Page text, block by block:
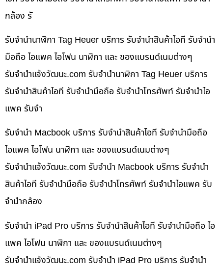
กล้อง รั
รับจำนำนาฬิกา Tag Heuer บริการ รับจำนำสินค้าไอที รับจำนำ
มือถือ ไอแพค ไอโฟน นาฬิกา และ ของแบรนด์เนมต่างๆ
รับจํานําแจ้งวัฒนะ.com รับจำนำนาฬิกา Tag Heuer บริการ
รับจำนำสินค้าไอที รับจำนำมือถือ รับจำนำโทรศัพท์ รับจำนำไอ
แพค รับจำ
รับจำนำ Macbook บริการ รับจำนำสินค้าไอที รับจำนำมือถือ
ไอแพค ไอโฟน นาฬิกา และ ของแบรนด์เนมต่างๆ
รับจํานําแจ้งวัฒนะ.com รับจำนำ Macbook บริการ รับจำนำ
สินค้าไอที รับจำนำมือถือ รับจำนำโทรศัพท์ รับจำนำไอแพค รับ
จำนำกล้อง
รับจำนำ iPad Pro บริการ รับจำนำสินค้าไอที รับจำนำมือถือ ไอ
แพค ไอโฟน นาฬิกา และ ของแบรนด์เนมต่างๆ
รับจํานําแจ้งวัฒนะ.com รับจำนำ iPad Pro บริการ รับจำนำ